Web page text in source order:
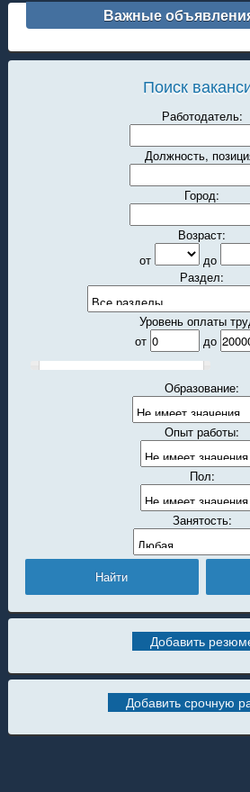
Важные
Поиск
Работодатель:
Должность,
Город:
Возраст:
от
до
Раздел:
Уровень оплаты
от
до
Образование:
Опыт работы:
Пол:
Занятость:
Добавить
Добавить срочную